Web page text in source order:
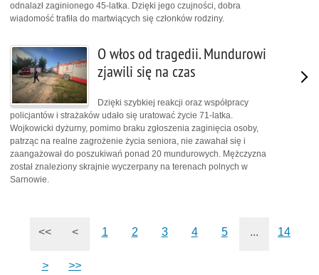
odnalazł zaginionego 45-latka. Dzięki jego czujności, dobra
wiadomość trafiła do martwiących się członków rodziny.
O włos od tragedii. Mundurowi
zjawili się na czas
Dzięki szybkiej reakcji oraz współpracy
policjantów i strażaków udało się uratować życie 71-latka.
Wojkowicki dyżurny, pomimo braku zgłoszenia zaginięcia osoby,
patrząc na realne zagrożenie życia seniora, nie zawahał się i
zaangażował do poszukiwań ponad 20 mundurowych. Mężczyzna
został znaleziony skrajnie wyczerpany na terenach polnych w
Sarnowie.
<< < 1 2 3 4 5 ... 14
> >>